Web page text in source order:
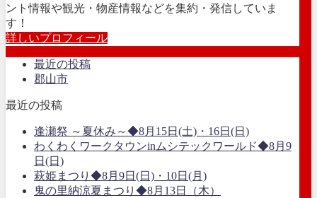
ント情報や観光・物産情報などを集約・発信していま
す！
詳しいプロフィール
最近の投稿
郡山市
最近の投稿
逢瀬祭 ～夏休み～◆8月15日(土)・16日(日)
わくわくワークタウンinムシテックワールド◆8月9
日(日)
萩姫まつり◆8月9日(日)・10日(月)
鬼の里納涼夏まつり◆8月13日（木）